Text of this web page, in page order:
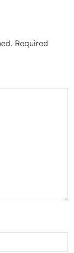
Required